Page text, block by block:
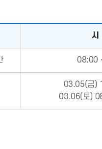
08:00
03.05(금)
03.06(토)